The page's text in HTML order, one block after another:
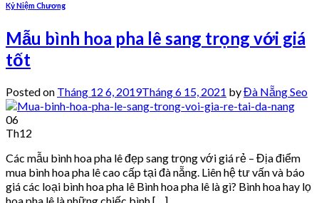
Kỷ Niệm Chương
Mẫu bình hoa pha lê sang trọng với giá
tốt
Posted on Tháng 12 6, 2019Tháng 6 15, 2021 byĐà Nẵng Seo
06
Th12
Các mẫu bình hoa pha lê đẹp sang trọng với giá rẻ – Địa điểm
mua bình hoa pha lê cao cấp tại đà nẵng. Liên hệ tư vấn và báo
giá các loại bình hoa pha lê Bình hoa pha lê là gì? Bình hoa hay lọ